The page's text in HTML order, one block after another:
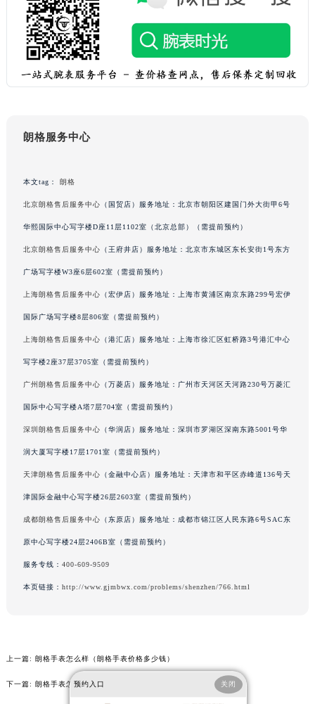
黑龙江省大庆市萨尔图区会战大街朗格售后服务中心（需提前预约）
黑龙江省七台河市桃山区大同街朗格售后服务中心（需提前预约）
黑龙江省双鸭山市尖山区新兴大街朗格售后服务中心（需提前预约）
吉林省吉林市船营区河南街朗格售后服务中心（需提前预约）
吉林省辽源市龙山区人民大街朗格售后服务中心（需提前预约）
吉林省梅河口市新华街道梅河大街朗格售后服务中心（需提前预约）
辽宁省本溪市平山区胜利路朗格售后服务中心（需提前预约）
辽宁省朝阳市双塔区新华路朗格售后服务中心（需提前预约）
辽宁省丹东市振兴区七经街朗格售后服务中心（需提前预约）
辽宁省铁岭市银州区南马路朗格售后服务中心（需提前预约）
朗格服务中心
本文tag： 朗格
北京朗格售后服务中心 （国贸店）服务地址：北京市朝阳区建国门外大街甲6号
华熙国际中心写字楼D座11层1102室（北京总部）（需提前预约）
北京朗格售后服务中心 （王府井店）服务地址：北京市东城区东长安街1号东方
广场写字楼W3座6层602室（需提前预约）
上海朗格售后服务中心 （宏伊店）服务地址：上海市黄浦区南京东路299号宏伊
国际广场写字楼8层806室（需提前预约）
上海朗格售后服务中心 （港汇店）服务地址：上海市徐汇区虹桥路3号港汇中心
写字楼2座37层3705室（需提前预约）
广州朗格售后服务中心 （万菱店）服务地址：广州市天河区天河路230号万菱汇
国际中心写字楼A塔7层704室（需提前预约）
深圳朗格售后服务中心 （华润店）服务地址：深圳市罗湖区深南东路5001号华
润大厦写字楼17层1701室（需提前预约）
天津朗格售后服务中心 （金融中心店）服务地址：天津市和平区赤峰道136号天
津国际金融中心写字楼26层2603室（需提前预约）
成都朗格售后服务中心 （东原店）服务地址：成都市锦江区人民东路6号SAC东
原中心写字楼24层2406B室（需提前预约）
服务专线： 400-609-9509
本页链接： http://www.gjmbwx.com/problems/shenzhen/766.html
上一篇: 朗格手表怎么样（朗格手表价格多少钱）
下一篇: 朗格手表怎么样（朗格手表多少钱）
预约入口 关闭